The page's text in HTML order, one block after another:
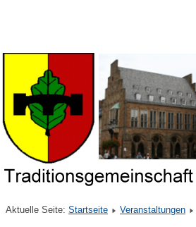
Aktuelle Seite: Startseite Veranstaltungen